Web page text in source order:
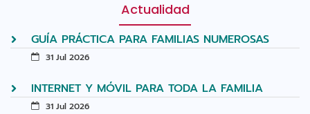
Actualidad
GUÍA PRÁCTICA PARA FAMILIAS NUMEROSAS
31 Jul 2026
INTERNET Y MÓVIL PARA TODA LA FAMILIA
31 Jul 2026